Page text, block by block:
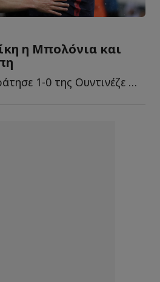
η Μπολόνια και
Η Μπολόνια επικράτησε 1-0 της Ουντινέζε χάρη σε πέναλτι τ...